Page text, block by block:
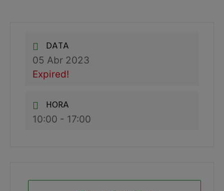
DATA
05 Abr 2023
Expired!
HORA
10:00 - 17:00